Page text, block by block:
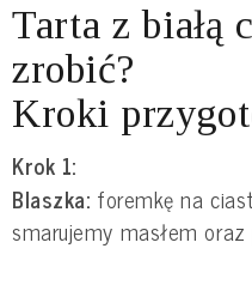
Tarta z białą
zrobić?
Kroki
Krok 1:
Blaszka: foremkę na
smarujemy masłem